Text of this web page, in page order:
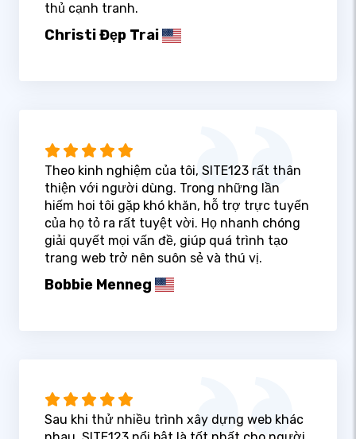
thủ cạnh tranh.
Christi Đẹp Trai
Theo kinh nghiệm của tôi, SITE123 rất thân
thiện với người dùng. Trong những lần
hiếm hoi tôi gặp khó khăn, hỗ trợ trực tuyến
của họ tỏ ra rất tuyệt vời. Họ nhanh chóng
giải quyết mọi vấn đề, giúp quá trình tạo
trang web trở nên suôn sẻ và thú vị.
Bobbie Menneg
Sau khi thử nhiều trình xây dựng web khác